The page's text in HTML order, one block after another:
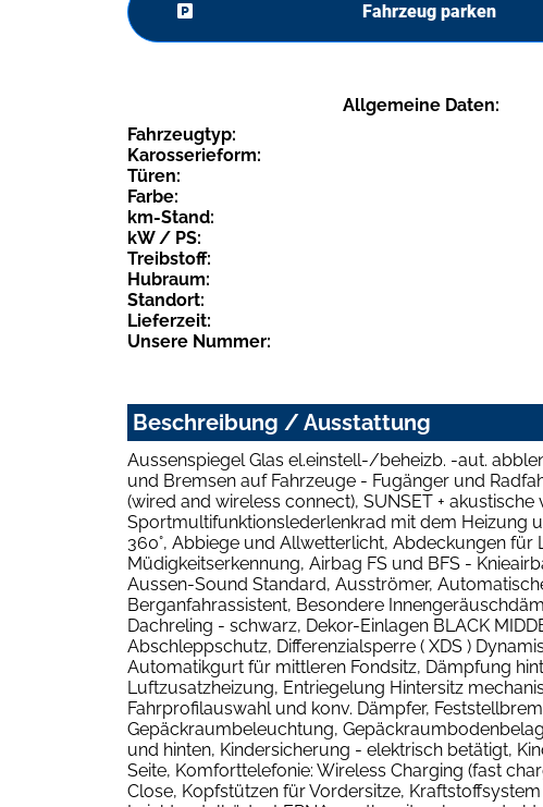
Fahrzeug parken
Allgemeine Daten:
Fahrzeugtyp:
Karosserieform:
Türen:
Farbe:
km-Stand:
kW / PS:
Treibstoff:
Hubraum:
Standort:
Lieferzeit:
Unsere Nummer:
Beschreibung / Ausstattung
Aussenspiegel Glas el.einstell-/beheizb. -aut.
und Bremsen auf Fahrzeuge - Fugänger und
(wired and wireless connect), SUNSET +
Sportmultifunktionslederlenkrad mit dem Heizung
360°, Abbiege und Allwetterlicht, Abdeckungen
Müdigkeitserkennung, Airbag FS und BFS -
Aussen-Sound Standard, Ausströmer,
Berganfahrassistent, Besondere
Dachreling - schwarz, Dekor-Einlagen BLACK
Abschleppschutz, Differenzialsperre ( XDS )
Automatikgurt für mittleren Fondsitz, Dämpfung
Luftzusatzheizung, Entriegelung Hintersitz
Fahrprofilauswahl und konv. Dämpfer,
Gepäckraumbeleuchtung,
und hinten, Kindersicherung - elektrisch betätigt,
Seite, Komforttelefonie: Wireless Charging (fast
Close, Kopfstützen für Vordersitze,